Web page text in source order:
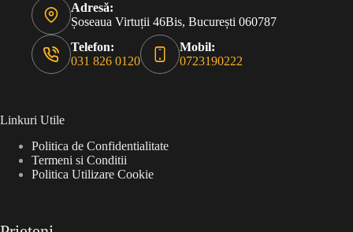
Adresă:
Șoseaua Virtuții 46Bis, București 060787
Telefon:
031 826 0120
Mobil:
0723190222
Linkuri Utile
Politica de Confidentialitate
Termeni si Conditii
Politica Utilizare Cookie